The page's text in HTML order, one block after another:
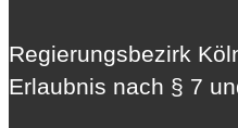
Regierungsbezirk
Erlaubnis nach § 7